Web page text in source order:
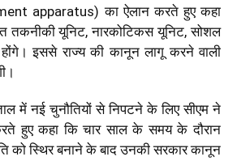
apparatus) का ऐलान करते हुए कहा
तकनीकी यूनिट, नारकोटिकस यूनिट, सोशल
होंगे। इससे राज्य की कानून लागू करने वाली
में नई चुनौतियों से निपटने के लिए सीएम ने
हुए कहा कि चार साल के समय के दौरान
को स्थिर बनाने के बाद उनकी सरकार कानून